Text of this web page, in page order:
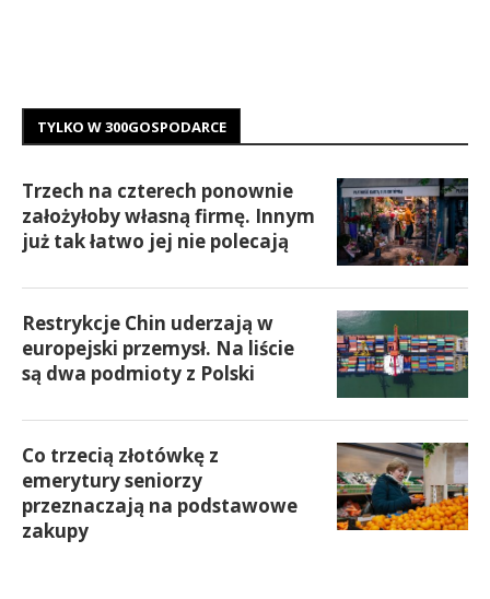
TYLKO W 300GOSPODARCE
Trzech na czterech ponownie
założyłoby własną firmę. Innym
już tak łatwo jej nie polecają
Restrykcje Chin uderzają w
europejski przemysł. Na liście
są dwa podmioty z Polski
Co trzecią złotówkę z
emerytury seniorzy
przeznaczają na podstawowe
zakupy